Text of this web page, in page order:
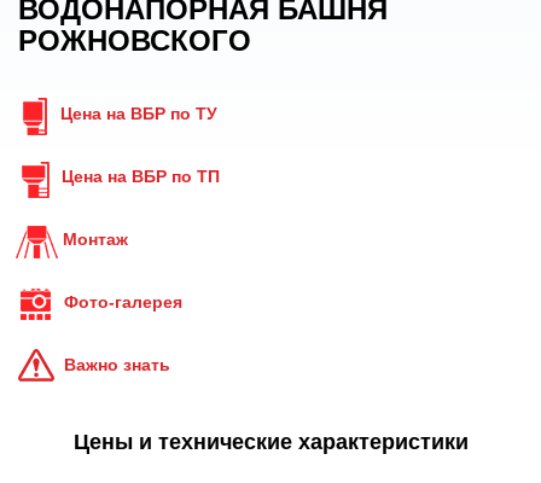
ВОДОНАПОРНАЯ БАШНЯ
РОЖНОВСКОГО
Цена на ВБР по ТУ
Цена на ВБР по ТП
Монтаж
Фото-галерея
Важно знать
Цены и технические характеристики